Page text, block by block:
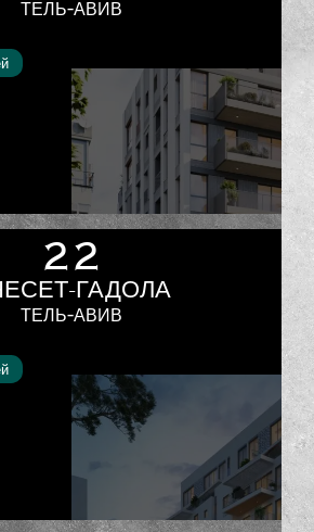
ТЕЛЬ-АВИВ
22
ГАДОЛА
ТЕЛЬ-АВИВ